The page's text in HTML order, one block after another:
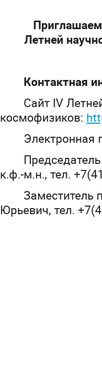
Летней
Контактная
Сайт IV
космофизиков:
Электронная
к.ф.-м.н., тел.
Заместитель
Юрьевич, тел.